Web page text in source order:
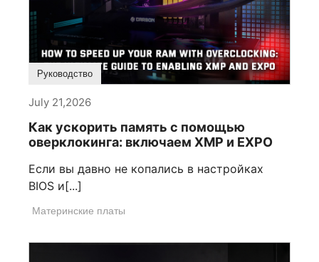
Руководство
July 21,2026
Как ускорить память с помощью
оверклокинга: включаем XMP и EXPO
Если вы давно не копались в настройках
BIOS и[...]
Материнские платы